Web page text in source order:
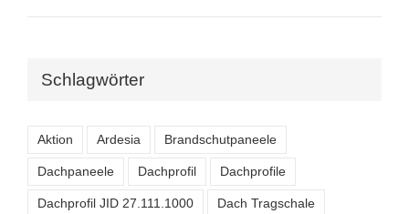
Schlagwörter
Aktion Ardesia Brandschutpaneele
Dachpaneele Dachprofil Dachprofile
Dachprofil JID 27.111.1000 Dach Tragschale